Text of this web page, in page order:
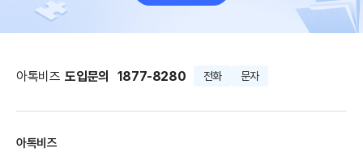
아톡비즈 도입문의 1877-8280 전화 문자
아톡비즈